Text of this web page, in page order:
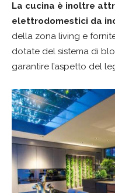
La cucina è inoltre
elettrodomestici da
della zona living e
dotate del sistema di
garantire l’aspetto del